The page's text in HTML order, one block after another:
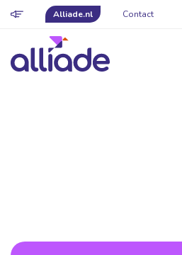
Alliade.nl Contact